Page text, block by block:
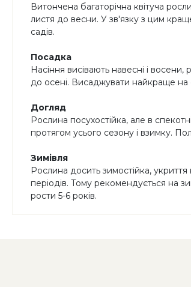
Витончена багаторічна квітуча
листя до весни. У зв'язку з цим
садів.
Посадка
Насіння висівають навесні і
до осені. Висаджувати найкраще на
Догляд
Рослина посухостійка, але в
протягом усього сезону і взимку.
Зимівля
Рослина досить зимостійка,
періодів. Тому рекомендується на
рости 5-6 років.